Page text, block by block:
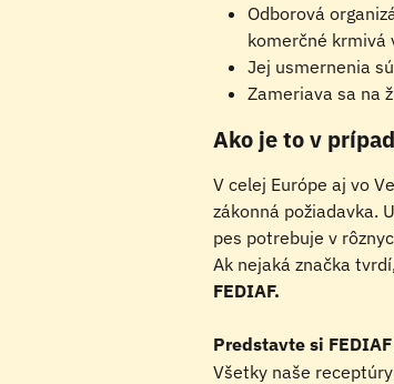
Odborová
komerčné krmivá
Jej usmernenia
Zameriava sa na
Ako je to v
V celej Európe aj vo
zákonná požiadavka.
pes potrebuje v
Ak nejaká značka
FEDIAF.
Predstavte si
Všetky naše